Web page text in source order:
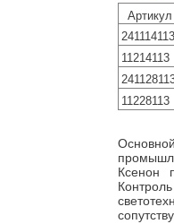
Артикул
241114113
11214113
11228113
Ксенон